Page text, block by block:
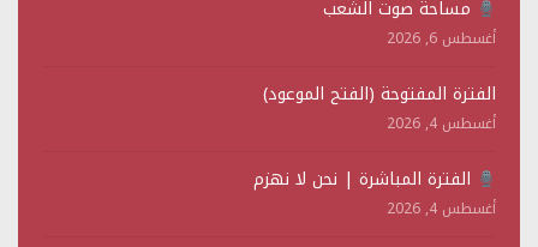
مساحة صوت الشعب
أغسطس 6, 2026
الفترة المفتوحة (الفتح الموعود)
أغسطس 4, 2026
الفترة المباشرة | نحن لا نهزم
أغسطس 4, 2026